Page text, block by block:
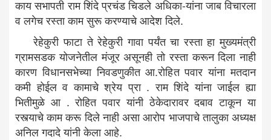
काय सभापती राम शिंदे प्रचंड चिडले अधिका-यांना जाब विचारला
व लगेच रस्ता काम सुरू करण्याचे आदेश दिले.
रेहेकुरी फाटा ते रेहेकुरी गावा पर्यंत चा रस्ता हा मुख्यमंत्री
ग्रामसडक योजनेतील मंजूर असूनही तो रस्ता करून दिला नाही
कारण विधानसभेच्या निवडणुकीत आ.रोहित पवार यांना मतदान
कमी होईल व कामाचे श्रेय प्रा . राम शिंदे यांना जाईल ह्या
भितीमुळे आ . रोहित पवार यांनी ठेकेदारावर दबाव टाकून या
रस्त्याचे काम करू दिले नाही असा आरोप भाजपाचे तालुका अध्यक्ष
अनिल गदादे यांनी केला आहे.